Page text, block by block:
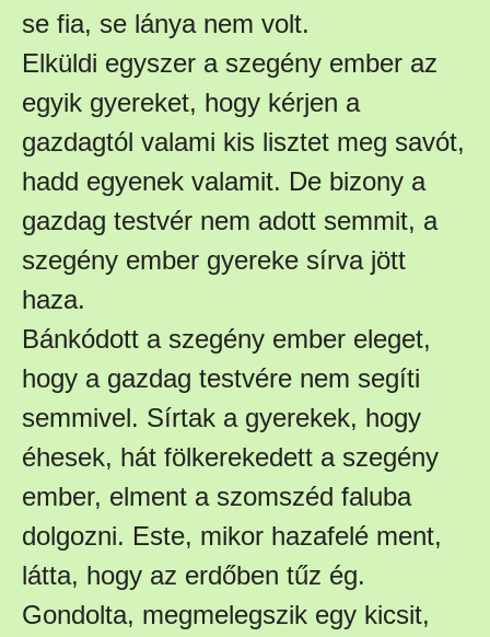
se fia, se lánya nem volt.
Elküldi egyszer a szegény ember az
egyik gyereket, hogy kérjen a
gazdagtól valami kis lisztet meg savót,
hadd egyenek valamit. De bizony a
gazdag testvér nem adott semmit, a
szegény ember gyereke sírva jött
haza.
Bánkódott a szegény ember eleget,
hogy a gazdag testvére nem segíti
semmivel. Sírtak a gyerekek, hogy
éhesek, hát fölkerekedett a szegény
ember, elment a szomszéd faluba
dolgozni. Este, mikor hazafelé ment,
látta, hogy az erdőben tűz ég.
Gondolta, megmelegszik egy kicsit,